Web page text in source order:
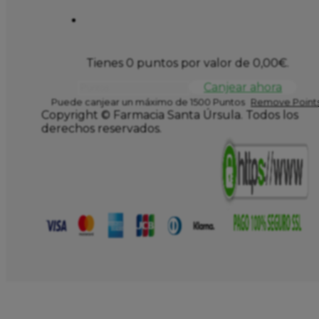
Stock bajo
SVR SEBIACLEAR AMPOULE FLASH